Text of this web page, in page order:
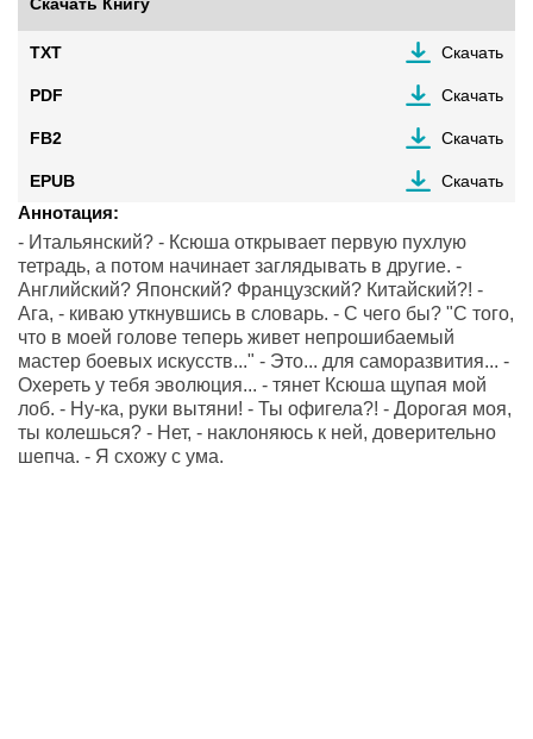
TXT Скачать
PDF Скачать
FB2 Скачать
EPUB Скачать
Аннотация:
- Итальянский? - Ксюша открывает первую пухлую
тетрадь, а потом начинает заглядывать в другие. -
Английский? Японский? Французский? Китайский?! -
Ага, - киваю уткнувшись в словарь. - С чего бы? "С того,
что в моей голове теперь живет непрошибаемый
мастер боевых искусств..." - Это... для саморазвития... -
Охереть у тебя эволюция... - тянет Ксюша щупая мой
лоб. - Ну-ка, руки вытяни! - Ты офигела?! - Дорогая моя,
ты колешься? - Нет, - наклоняюсь к ней, доверительно
шепча. - Я схожу с ума.